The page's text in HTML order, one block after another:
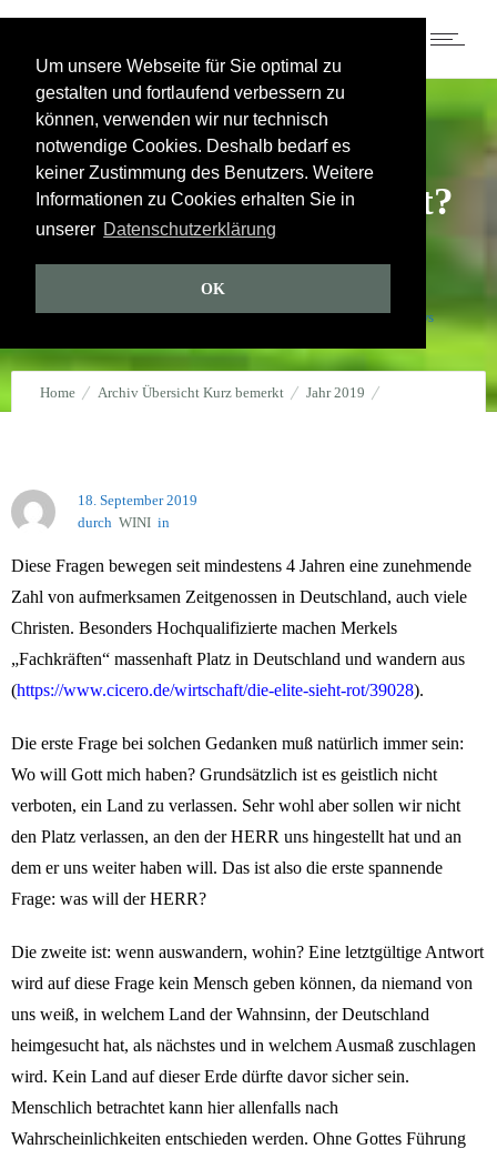
Um unsere Webseite für Sie optimal zu
gestalten und fortlaufend verbessern zu
können, verwenden wir nur technisch
notwendige Cookies. Deshalb bedarf es
keiner Zustimmung des Benutzers. Weitere
Informationen zu Cookies erhalten Sie in
unserer Datenschutzerklärung
OK
Jahr 2019
Auswandern oder nicht?
Und falls ja – wohin?
18. September 2019 durch WINI 0Kommentare 1211 Views
Home Archiv Übersicht Kurz bemerkt Jahr 2019
18. September 2019
durch WINI in
Diese Fragen bewegen seit mindestens 4 Jahren eine zunehmende
Zahl von aufmerksamen Zeitgenossen in Deutschland, auch viele
Christen. Besonders Hochqualifizierte machen Merkels
„Fachkräften“ massenhaft Platz in Deutschland und wandern aus
(https://www.cicero.de/wirtschaft/die-elite-sieht-rot/39028).
Die erste Frage bei solchen Gedanken muß natürlich immer sein:
Wo will Gott mich haben? Grundsätzlich ist es geistlich nicht
verboten, ein Land zu verlassen. Sehr wohl aber sollen wir nicht
den Platz verlassen, an den der HERR uns hingestellt hat und an
dem er uns weiter haben will. Das ist also die erste spannende
Frage: was will der HERR?
Die zweite ist: wenn auswandern, wohin? Eine letztgültige Antwort
wird auf diese Frage kein Mensch geben können, da niemand von
uns weiß, in welchem Land der Wahnsinn, der Deutschland
heimgesucht hat, als nächstes und in welchem Ausmaß zuschlagen
wird. Kein Land auf dieser Erde dürfte davor sicher sein.
Menschlich betrachtet kann hier allenfalls nach
Wahrscheinlichkeiten entschieden werden. Ohne Gottes Führung